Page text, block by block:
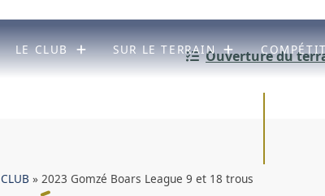
LE CLUB SUR LE TERRAINOuverture du
CLUB » 2023 Gomzé Boars League 9 et 18 trous